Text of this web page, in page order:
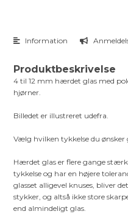
Information
Produktbeskrivelse
4 til 12 mm hærdet glas med
hjørner.
Billedet er illustreret udefra.
Vælg hvilken tykkelse du ønsker
Hærdet glas er flere gange
tykkelse og har en højere
glasset alligevel knuses, bliver
stykker, og altså ikke store
end almindeligt glas.